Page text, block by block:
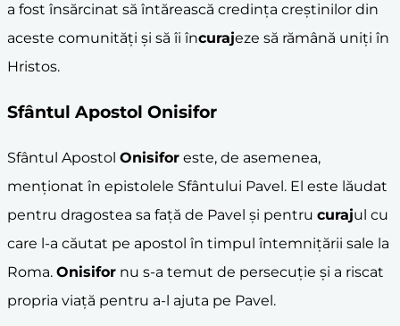
a fost însărcinat să întărească credința creștinilor din
aceste comunități și să îi încurajeze să rămână uniți în
Hristos.
Sfântul Apostol Onisifor
Sfântul Apostol Onisifor este, de asemenea,
menționat în epistolele Sfântului Pavel. El este lăudat
pentru dragostea sa față de Pavel și pentru curajul cu
care l-a căutat pe apostol în timpul întemnițării sale la
Roma. Onisifor nu s-a temut de persecuție și a riscat
propria viață pentru a-l ajuta pe Pavel.